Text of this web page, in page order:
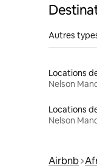
Autres
Locations
Airbnb